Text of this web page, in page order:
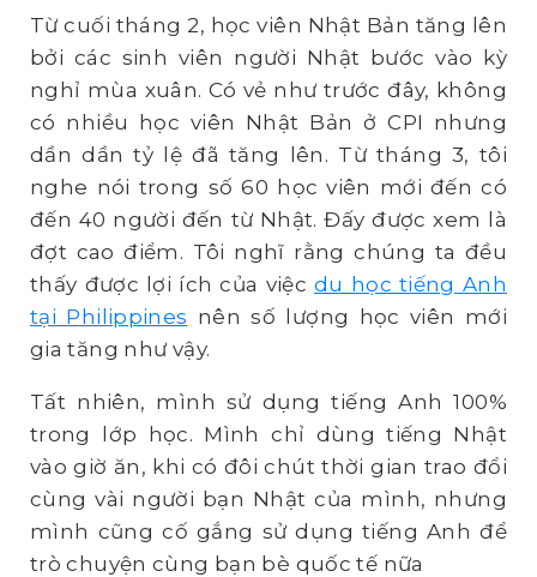
Từ cuối tháng 2, học viên Nhật Bản tăng lên
bởi các sinh viên người Nhật bước vào kỳ
nghỉ mùa xuân. Có vẻ như trước đây, không
có nhiều học viên Nhật Bản ở CPI nhưng
dần dần tỷ lệ đã tăng lên. Từ tháng 3, tôi
nghe nói trong số 60 học viên mới đến có
đến 40 người đến từ Nhật. Đấy được xem là
đợt cao điểm. Tôi nghĩ rằng chúng ta đều
thấy được lợi ích của việcdu học tiếng Anh
tại Philippines nên số lượng học viên mới
gia tăng như vậy.
Tất nhiên, mình sử dụng tiếng Anh 100%
trong lớp học. Mình chỉ dùng tiếng Nhật
vào giờ ăn, khi có đôi chút thời gian trao đổi
cùng vài người bạn Nhật của mình, nhưng
mình cũng cố gắng sử dụng tiếng Anh để
trò chuyện cùng bạn bè quốc tế nữa